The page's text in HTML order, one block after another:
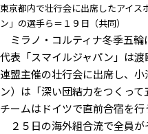
東京都内で壮行会に出席したアイ
ン」の選手ら＝１９日（共同）
ミラノ・コルティナ冬季五輪
代表「スマイルジャパン」は
連盟主催の壮行会に出席し、
ン）は「深い団結力をつくって
チームはドイツで直前合宿を行
２５日の海外組合流で全員が